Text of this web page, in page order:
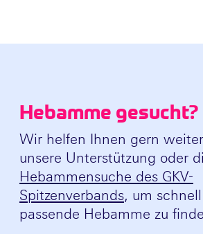
Hebamme gesucht?
Wir helfen Ihnen gern
unsere Unterstützung oder
Hebammensuche des GKV-
Spitzenverbands, um
passende Hebamme zu